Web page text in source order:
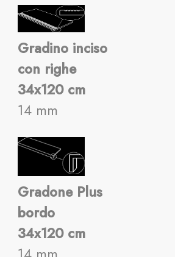
Gradino inciso
con righe
34x120 cm
14 mm
Gradone Plus
bordo
34x120 cm